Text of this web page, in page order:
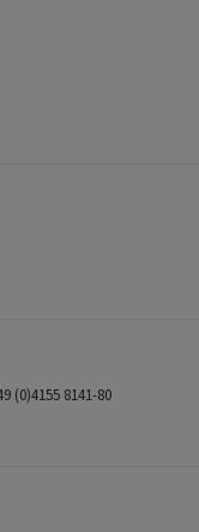
(0)4155 8141-80